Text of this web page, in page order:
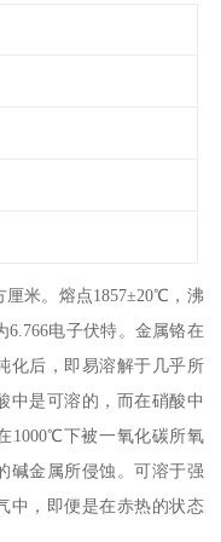
厘米。熔点1857±20℃，沸
6.766电子伏特。金属铬在
化后，即易溶解于几乎所
中是可溶的，而在硝酸中
1000℃下被一氧化碳所氧
碱金属所侵蚀。可溶于强
中，即便是在赤热的状态